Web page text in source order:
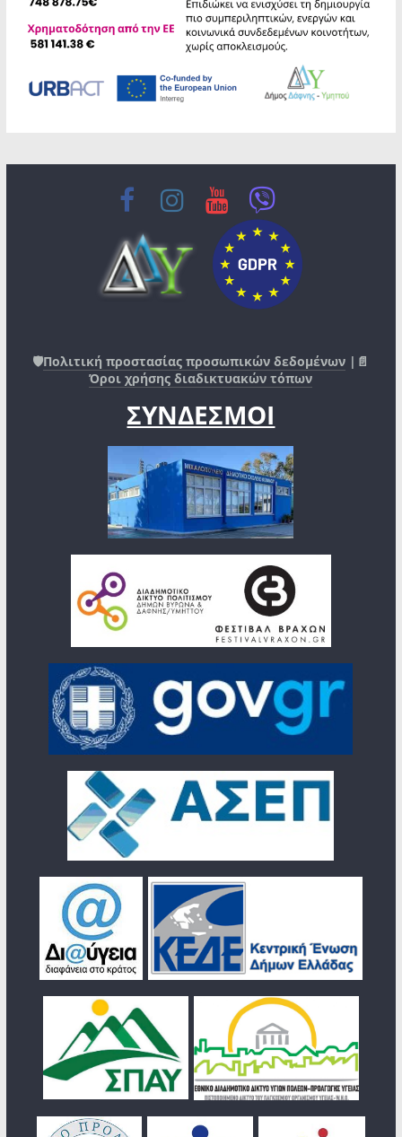
🛡️Πολιτική προστασίας προσωπικών δεδομένων |📄
Όροι χρήσης διαδικτυακών τόπων
ΣΥΝΔΕΣΜΟΙ